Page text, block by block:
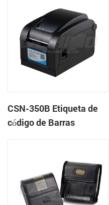
CSN-350B Etiqueta de
código de Barras